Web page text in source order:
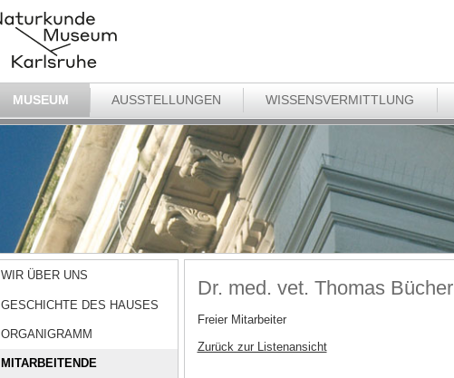
MUSEUM AUSSTELLUNGEN WISSENSVERMITTLUNG
WIR ÜBER UNS
GESCHICHTE DES HAUSES
ORGANIGRAMM
MITARBEITENDE
Dr. med. vet. Thomas Bücher
Freier Mitarbeiter
Zurück zur Listenansicht